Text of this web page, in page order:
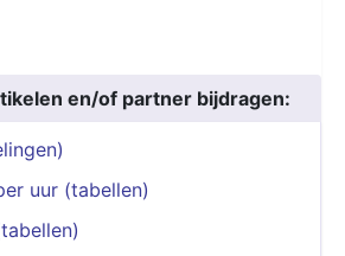
en/of partner bijdragen:
uur (tabellen)